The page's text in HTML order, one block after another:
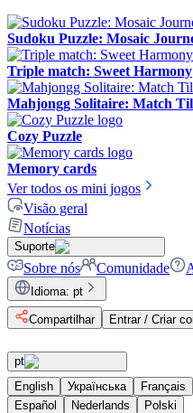
Sudoku Puzzle: Mosaic
Triple match: Sweet Harmony
Mahjongg Solitaire: Match
Cozy Puzzle
Memory cards
Ver todos os mini jogos
Visão geral
Notícias
Suporte
Sobre nós Comunidade
Idioma: pt
Compartilhar
Entrar / Criar
pt
English
Українська Français
Español
Nederlands Polski